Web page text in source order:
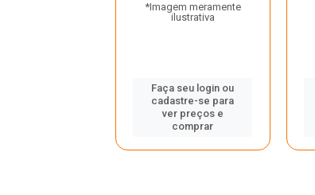
*Imagem meramente
ilustrativa
Faça seu login ou
cadastre-se para
ver preços e
comprar